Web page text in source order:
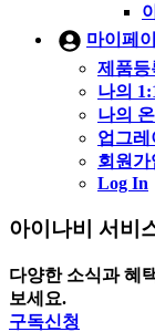
마이페
제품등
나의
나의
업그
회원가
Log In
아이나비 서비
다양한 소식과 혜
보세요.
구독신청